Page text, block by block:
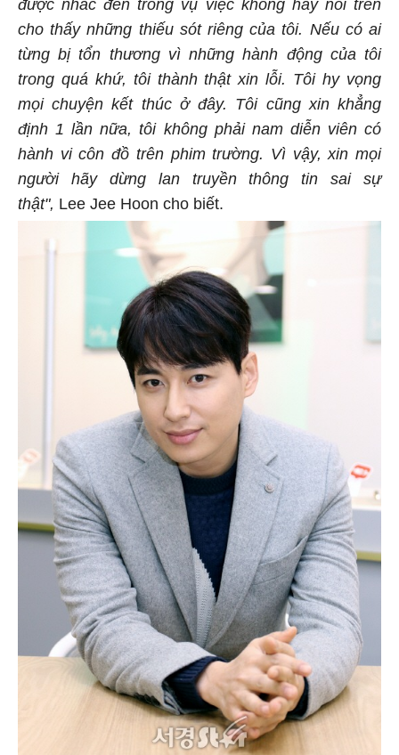
được nhắc đến trong vụ việc không hay nói trên
cho thấy những thiếu sót riêng của tôi. Nếu có ai
từng bị tổn thương vì những hành động của tôi
trong quá khứ, tôi thành thật xin lỗi. Tôi hy vọng
mọi chuyện kết thúc ở đây. Tôi cũng xin khẳng
định 1 lần nữa, tôi không phải nam diễn viên có
hành vi côn đồ trên phim trường. Vì vậy, xin mọi
người hãy dừng lan truyền thông tin sai sự
thật", Lee Jee Hoon cho biết.